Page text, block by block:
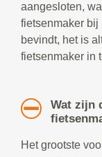
aangesloten,
fietsenmaker bij
bevindt, het is
fietsenmaker in
Wat zijn
Het grootste